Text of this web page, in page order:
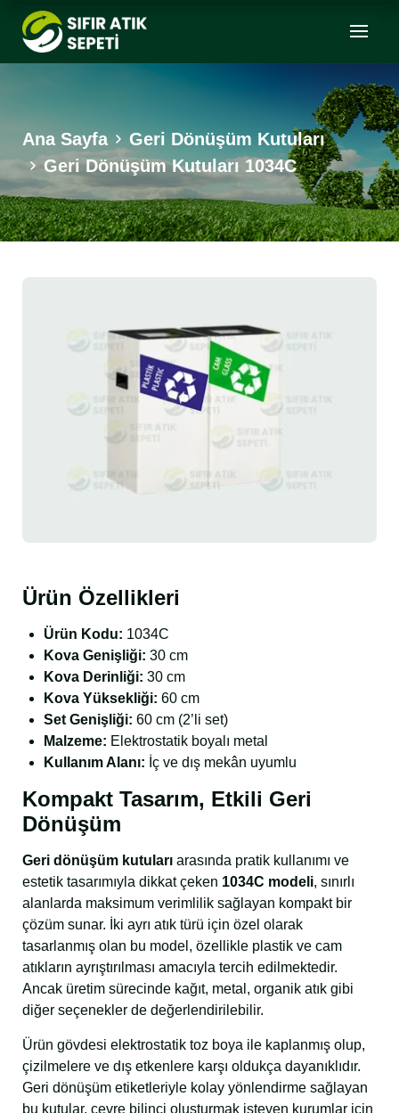
Ana Sayfa
Geri Dönüşüm Kutuları
Geri Dönüşüm Kutuları 1034C
Ürün Özellikleri
Ürün Kodu: 1034C
Kova Genişliği: 30 cm
Kova Derinliği: 30 cm
Kova Yüksekliği: 60 cm
Set Genişliği: 60 cm (2’li set)
Malzeme: Elektrostatik boyalı metal
Kullanım Alanı: İç ve dış mekân uyumlu
Kompakt Tasarım, Etkili Geri
Dönüşüm
Geri dönüşüm kutuları arasında pratik kullanımı ve
estetik tasarımıyla dikkat çeken 1034C modeli, sınırlı
alanlarda maksimum verimlilik sağlayan kompakt bir
çözüm sunar. İki ayrı atık türü için özel olarak
tasarlanmış olan bu model, özellikle plastik ve cam
atıkların ayrıştırılması amacıyla tercih edilmektedir.
Ancak üretim sürecinde kağıt, metal, organik atık gibi
diğer seçenekler de değerlendirilebilir.
Ürün gövdesi elektrostatik toz boya ile kaplanmış olup,
çizilmelere ve dış etkenlere karşı oldukça dayanıklıdır.
Geri dönüşüm etiketleriyle kolay yönlendirme sağlayan
bu kutular, çevre bilinci oluşturmak isteyen kurumlar için